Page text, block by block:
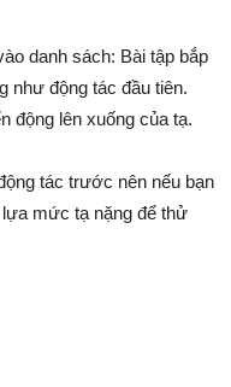
danh sách: Bài tập bắp
như động tác đầu tiên.
động lên xuống của tạ.
tác trước nên nếu bạn
mức tạ nặng để thử